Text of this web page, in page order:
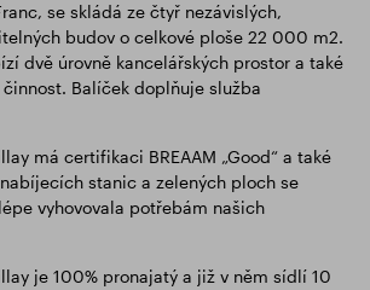
se skládá ze čtyř nezávislých,
budov o celkové ploše 22 000 m2.
dvě úrovně kancelářských prostor a také
Balíček doplňuje služba
má certifikaci BREAAM „Good“ a také
stanic a zelených ploch se
vyhovovala potřebám našich
je 100% pronajatý a již v něm sídlí 10